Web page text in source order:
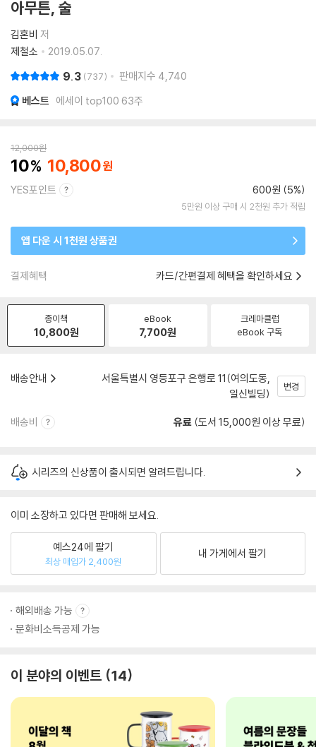
아무튼, 술
김혼비 저
제철소
2019.05.07.
9.3 737 판매지수 4,740
베스트 에세이 top100 63주
12,000원
10 10,800
YES포인트 600원 (5%)
5만원 이상 구매 시 2천원 추가 적립
앱 다운 시 1천원 상품권
결제혜택 카드/간편결제 혜택을 확인하세요
종이책
10,800원
eBook
7,700원
크레마클럽
eBook 구독
배송안내
서울특별시 영등포구 은행로 11(여의도동,
일신빌딩)
변경
배송비 유료 (도서 15,000원 이상 무료)
시리즈의 신상품이 출시되면 알려드립니다.
이미 소장하고 있다면 판매해 보세요.
예스24에 팔기
최상 매입가 2,400원
내 가게에서 팔기
해외배송 가능
문화비소득공제 가능
이 분야의 이벤트 14